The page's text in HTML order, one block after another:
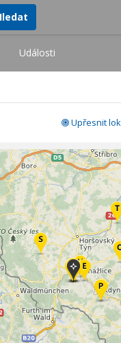
Události
Upřesnit